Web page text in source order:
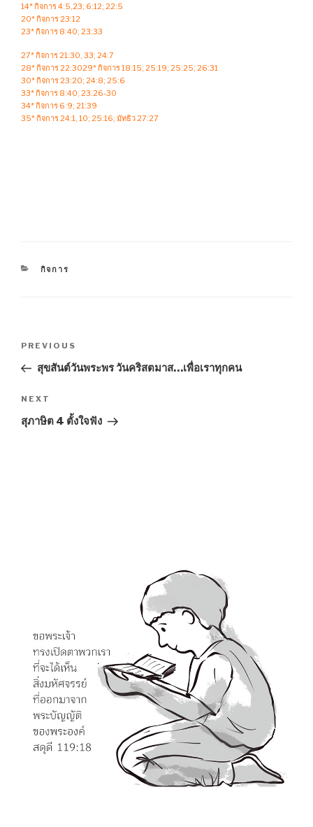
14* กิจการ 4:5,23; 6:12; 22:5
20* กิจการ 23:12
23* กิจการ 8:40; 23:33
27* กิจการ 21:30, 33; 24:7
28* กิจการ 22:3029* กิจการ 18:15; 25:19; 25:25; 26:31
30* กิจการ 23:20; 24:8; 25:6
33* กิจการ 8:40; 23:26-30
34* กิจการ 6:9; 21:39
35* กิจการ 24:1, 10; 25:16; มัทธิว 27:27
CATEGORIES
กิจการ
navigation
Previous
Post
PREVIOUS
สุขสันต์วันพระพร วันคริสตมาส…เพื่อเราทุกคน
Next
Post
NEXT
สุภาษิต 4 ตั้งใจฟัง